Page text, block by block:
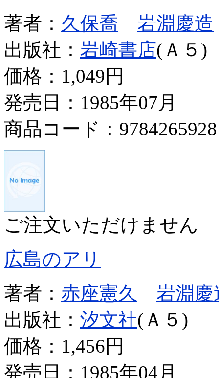
著者： 久保喬
岩淵慶造
出版社： 岩崎書店(Ａ５)
価格： 1,049円
発売日：1985年07月
商品コード：
ご注文いただけません
広島のアリ
著者： 赤座憲久
岩淵慶
出版社： 汐文社(Ａ５)
価格： 1,456円
発売日：1985年04月